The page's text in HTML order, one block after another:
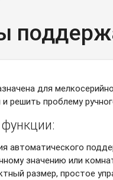
для
решить проблему
автоматического
значению или
размер, простое